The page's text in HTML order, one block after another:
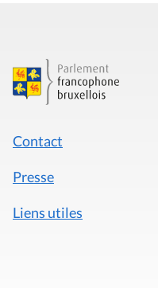
Contact
Presse
Liens utiles